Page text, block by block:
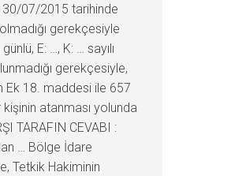
30/07/2015 tarihinde
gerekçesiyle
E: …, K: … sayılı
gerekçesiyle,
Ek 18. maddesi ile 657
atanması yolunda
TARAFIN CEVABI :
… Bölge İdare
Tetkik Hakiminin